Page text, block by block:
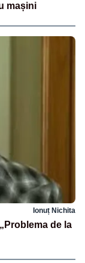
mașini
Ionuț Nichita
de la